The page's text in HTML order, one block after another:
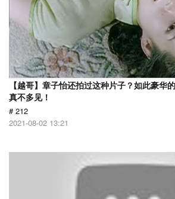
【越哥】章子怡还拍过这种片子？如此豪华
真不多见！
# 212
2021-08-02 13:21